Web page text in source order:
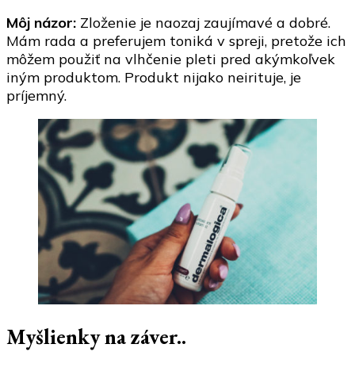
Môj názor: Zloženie je naozaj zaujímavé a dobré.
Mám rada a preferujem toniká v spreji, pretože ich
môžem použiť na vlhčenie pleti pred akýmkoľvek
iným produktom. Produkt nijako neirituje, je
príjemný.
Myšlienky na záver..